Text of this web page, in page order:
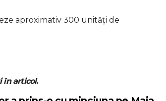
aproximativ 300 unități de
în articol.